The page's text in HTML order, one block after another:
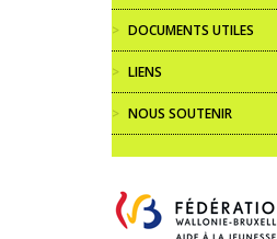
> DOCUMENTS UTILES
> LIENS
> NOUS SOUTENIR